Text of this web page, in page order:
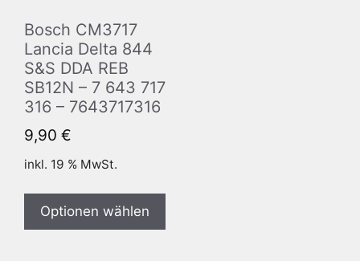
Bosch CM3717
Lancia Delta 844
S&S DDA REB
SB12N – 7 643 717
316 – 7643717316
9,90 €
inkl. 19 % MwSt.
Optionen wählen